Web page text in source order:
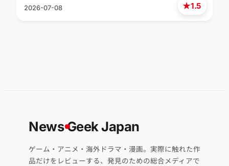
★1.5
2026-07-08
NewsGeek Japan
ゲーム・アニメ・海外ドラマ・漫画。実際に触れた作
品だけをレビューする、発見のための総合メディアで